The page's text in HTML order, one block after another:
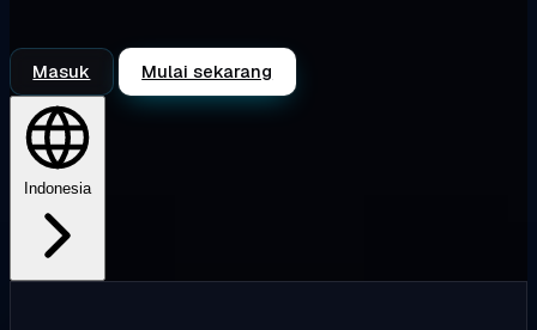
Masuk Mulai sekarang
Indonesia